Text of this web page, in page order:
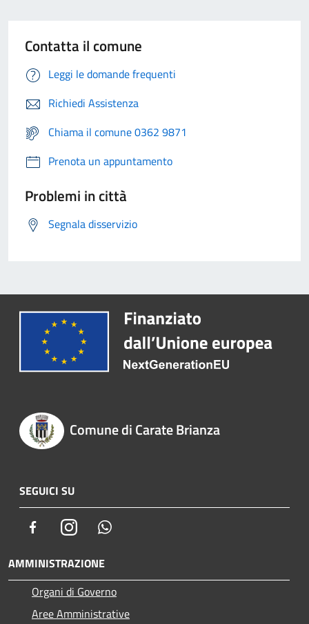
Contatta il comune
Leggi le domande frequenti
Richiedi Assistenza
Chiama il comune 0362 9871
Prenota un appuntamento
Problemi in città
Segnala disservizio
Comune di Carate Brianza
SEGUICI SU
FacebookInstagram
AMMINISTRAZIONE
Organi di Governo
Aree Amministrative